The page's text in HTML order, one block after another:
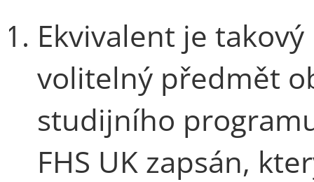
Ekvivalent je
volitelný předmět
studijního
FHS UK zapsán,